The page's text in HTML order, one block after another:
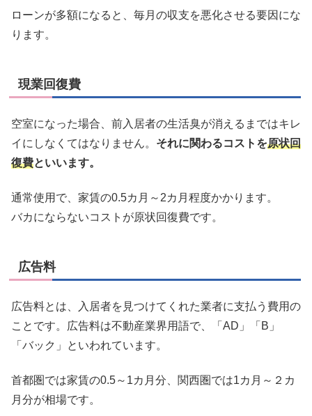
ローンが多額になると、毎月の収支を悪化させる要因にな
ります。
現業回復費
空室になった場合、前入居者の生活臭が消えるまではキレ
イにしなくてはなりません。 それに関わるコストを原状回
復費といいます。
通常使用で、家賃の0.5カ月～2カ月程度かかります。
バカにならないコストが原状回復費です。
広告料
広告料とは、入居者を見つけてくれた業者に支払う費用の
ことです。広告料は不動産業界用語で、「AD」「B」
「バック」といわれています。
首都圏では家賃の0.5～1カ月分、関西圏では1カ月～２カ
月分が相場です。